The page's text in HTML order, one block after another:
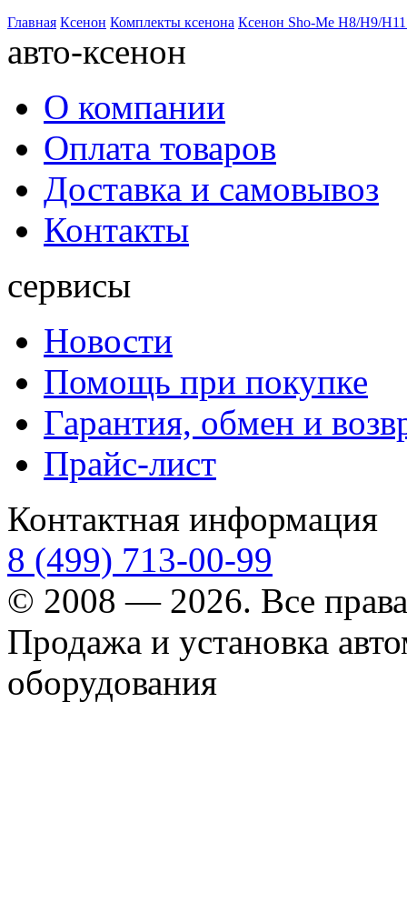
Главная Ксенон Комплекты ксенона Ксенон Sho-Me H8/H9/
авто-ксенон
О компании
Оплата товаров
Доставка и самовывоз
Контакты
сервисы
Новости
Помощь при покупке
Гарантия, обмен и
Прайс-лист
Контактная информация
8 (499) 713-00-99
© 2008 — 2026. Все
Продажа и установка
оборудования